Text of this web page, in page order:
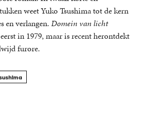
weet Yuko Tsushima tot de kern
en verlangen. Domein van licht
in 1979, maar is recent herontdekt
furore.